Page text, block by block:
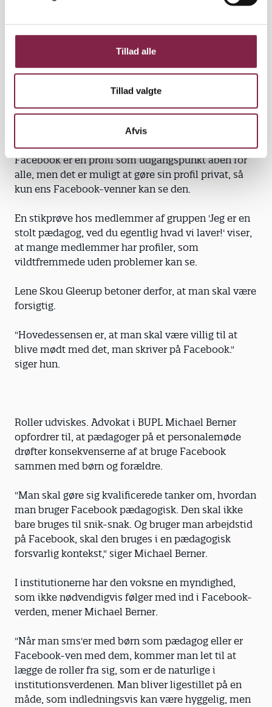
Tillad alle
Tillad valgte
Afvis
havde inviteret ind på deres private profil, var det
meget fremmed for dem. Det kunne de ikke
forestille sig. Deres opfattelse var, at det kun kunne
profil," siger Lene Skou Gleerup.
Men sådan behøver det slet ikke at være. På
Facebook er en profil som udgangspunkt åben for
alle, men det er muligt at gøre sin profil privat, så
kun ens Facebook-venner kan se den.
En stikprøve hos medlemmer af gruppen 'Jeg er en
stolt pædagog, ved du egentlig hvad vi laver!' viser,
at mange medlemmer har profiler, som
vildtfremmede uden problemer kan se.
Lene Skou Gleerup betoner derfor, at man skal være
forsigtig.
"Hovedessensen er, at man skal være villig til at
blive mødt med det, man skriver på Facebook."
siger hun.
Roller udviskes. Advokat i BUPL Michael Berner
opfordrer til, at pædagoger på et personalemøde
drøfter konsekvenserne af at bruge Facebook
sammen med børn og forældre.
"Man skal gøre sig kvalificerede tanker om, hvordan
man bruger Facebook pædagogisk. Den skal ikke
bare bruges til snik-snak. Og bruger man arbejdstid
på Facebook, skal den bruges i en pædagogisk
forsvarlig kontekst," siger Michael Berner.
I institutionerne har den voksne en myndighed,
som ikke nødvendigvis følger med ind i Facebook-
verden, mener Michael Berner.
"Når man sms'er med børn som pædagog eller er
Facebook-ven med dem, kommer man let til at
lægge de roller fra sig, som er de naturlige i
institutionsverdenen. Man bliver ligestillet på en
måde, som indledningsvis kan være hyggelig, men